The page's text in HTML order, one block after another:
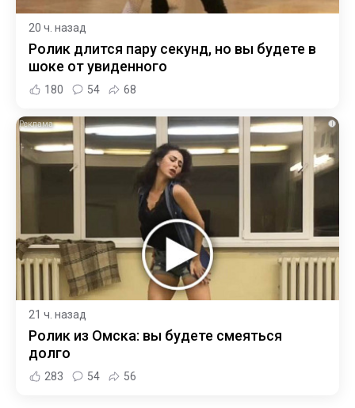
20 ч. назад
Ролик длится пару секунд, но вы будете в
шоке от увиденного
180 54 68
i
21 ч. назад
Ролик из Омска: вы будете смеяться
долго
283 54 56